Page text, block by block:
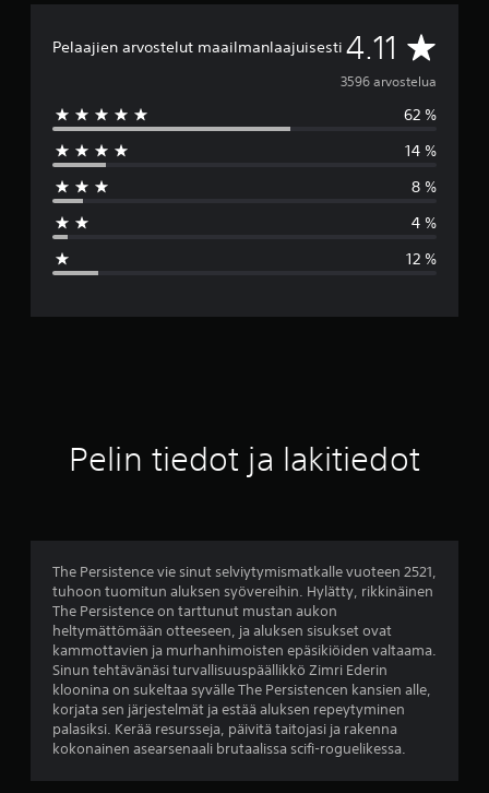
Pelaajien arvostelut maailmanlaajuisesti 4.11 K
e
s
k
a
v
.
t
h
t
e
ä
3596 arvostelua
62 %
14 %
8 %
4 %
12 %
Pelin tiedot ja lakitiedot
The Persistence vie sinut selviytymismatkalle vuoteen 2521,
tuhoon tuomitun aluksen syövereihin. Hylätty, rikkinäinen
The Persistence on tarttunut mustan aukon
heltymättömään otteeseen, ja aluksen sisukset ovat
kammottavien ja murhanhimoisten epäsikiöiden valtaama.
Sinun tehtävänäsi turvallisuuspäällikkö Zimri Ederin
kloonina on sukeltaa syvälle The Persistencen kansien alle,
korjata sen järjestelmät ja estää aluksen repeytyminen
palasiksi. Kerää resursseja, päivitä taitojasi ja rakenna
kokonainen asearsenaali brutaalissa scifi-roguelikessa.